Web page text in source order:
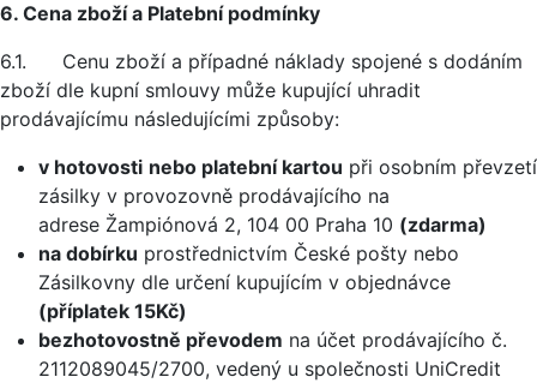
6. Cena zboží a Platební podmínky
6.1. Cenu zboží a případné náklady spojené s dodáním
zboží dle kupní smlouvy může kupující uhradit
prodávajícímu následujícími způsoby:
v hotovosti nebo platební kartou při osobním převzetí
zásilky v provozovně prodávajícího na
adrese Žampiónová 2, 104 00 Praha 10 (zdarma)
na dobírku prostřednictvím České pošty nebo
Zásilkovny dle určení kupujícím v objednávce
(příplatek 15Kč)
bezhotovostně převodem na účet prodávajícího č.
2112089045/2700, vedený u společnosti UniCredit